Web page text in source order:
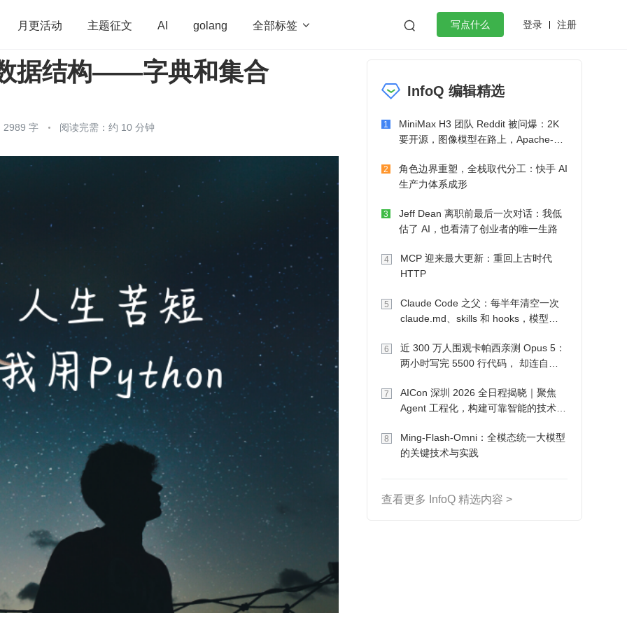
月更活动 主题征文 AI golang 全部标签   写点什么 登录 注册
学习方法 Web3.0
微服务架构 flutter
据结构——字典和集合
2989 字 阅读完需：约 10 分钟
InfoQ 编辑精选
1
MiniMax H3 团队 Reddit 被问爆：2K
要开源，图像模型在路上，Apache-2.0
2
角色边界重塑，全栈取代分工：快手 AI
生产力体系成形
3
Jeff Dean 离职前最后一次对话：我低
估了 AI，也看清了创业者的唯一生路
4
MCP 迎来最大更新：重回上古时代
HTTP
5
Claude Code 之父：每半年清空一次
claude.md、skills 和 hooks，模型自
6
近 300 万人围观卡帕西亲测 Opus 5：
两小时写完 5500 行代码， 却连自己
7
AICon 深圳 2026 全日程揭晓｜聚焦
Agent 工程化，构建可靠智能的技术路
8
Ming-Flash-Omni：全模态统一大模型
的关键技术与实践
查看更多 InfoQ 精选内容 >